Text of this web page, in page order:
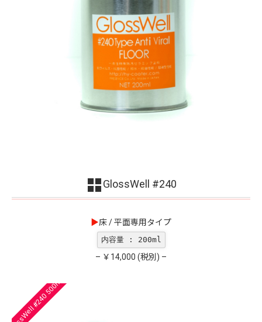
GlossWell #240
▶︎床 / 平面専用タイプ
内容量 : 200ml
– ￥14,000 (税別) –
GlossWell #240 500ml